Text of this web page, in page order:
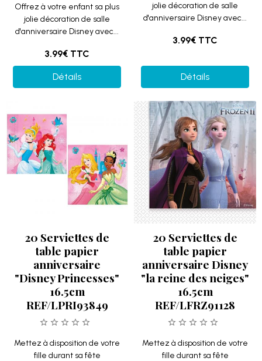
Offrez à votre enfant sa plus
jolie décoration de salle
d'anniversaire Disney avec...
3.99€ TTC
Détails
jolie décoration de salle
d'anniversaire Disney avec...
3.99€ TTC
Détails
20 Serviettes de
table papier
anniversaire
"Disney Princesses"
16.5cm
REF/LPRI93849
Mettez à disposition de votre
fille durant sa fête
20 Serviettes de
table papier
anniversaire Disney
"la reine des neiges"
16.5cm
REF/LFRZ91128
Mettez à disposition de votre
fille durant sa fête